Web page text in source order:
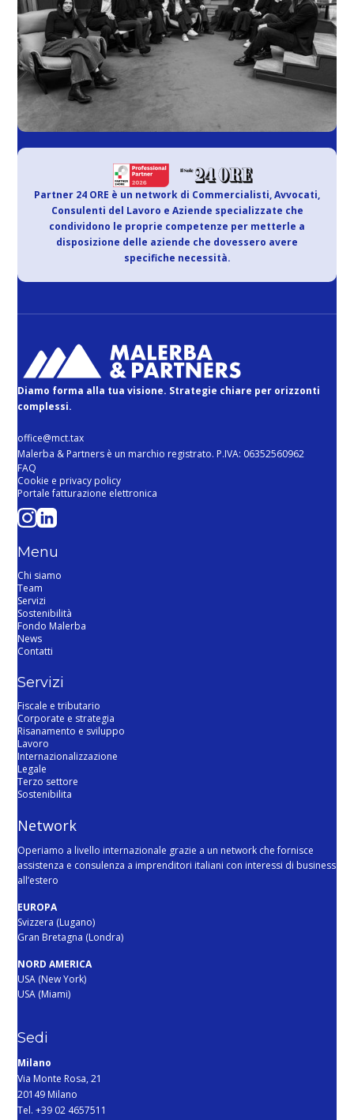
Partner 24 ORE è un network di Commercialisti, Avvocati,
Consulenti del Lavoro e Aziende specializzate che
condividono le proprie competenze per metterle a
disposizione delle aziende che dovessero avere
specifiche necessità.
Diamo forma alla tua visione. Strategie chiare per orizzonti
complessi.
office@mct.tax
Malerba & Partners è un marchio registrato. P.IVA: 06352560962
FAQ
Cookie e privacy policy
Portale fatturazione elettronica
Menu
Chi siamo
Team
Servizi
Sostenibilità
Fondo Malerba
News
Contatti
Servizi
Fiscale e tributario
Corporate e strategia
Risanamento e sviluppo
Lavoro
Internazionalizzazione
Legale
Terzo settore
Sostenibilita
Network
Operiamo a livello internazionale grazie a un network che fornisce
assistenza e consulenza a imprenditori italiani con interessi di business
all’estero
EUROPA
Svizzera (Lugano)
Gran Bretagna (Londra)
NORD AMERICA
USA (New York)
USA (Miami)
Sedi
Milano
Via Monte Rosa, 21
20149 Milano
Tel. +39 02 4657511